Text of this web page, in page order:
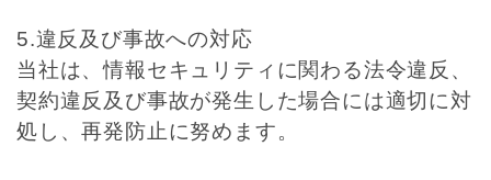
5.違反及び事故への対応
当社は、情報セキュリティに関わる法令違反、
契約違反及び事故が発生した場合には適切に対
処し、再発防止に努めます。